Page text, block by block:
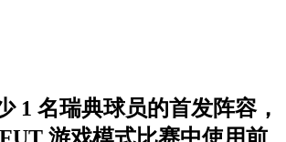
1 名瑞典球员的首发阵容，
游戏模式比赛中使用前